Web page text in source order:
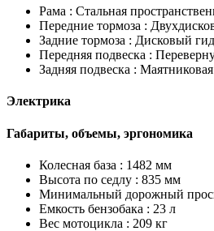
Рама : Стальная
Передние тормоза :
Задние тормоза : Дисковый
Передняя подвеска :
Задняя подвеска :
Электрика
Габариты, объемы, эргономика
Колесная база : 1482 мм
Высота по седлу : 835 мм
Минимальный дорожный
Емкость бензобака : 23 л
Вес мотоцикла : 209 кг